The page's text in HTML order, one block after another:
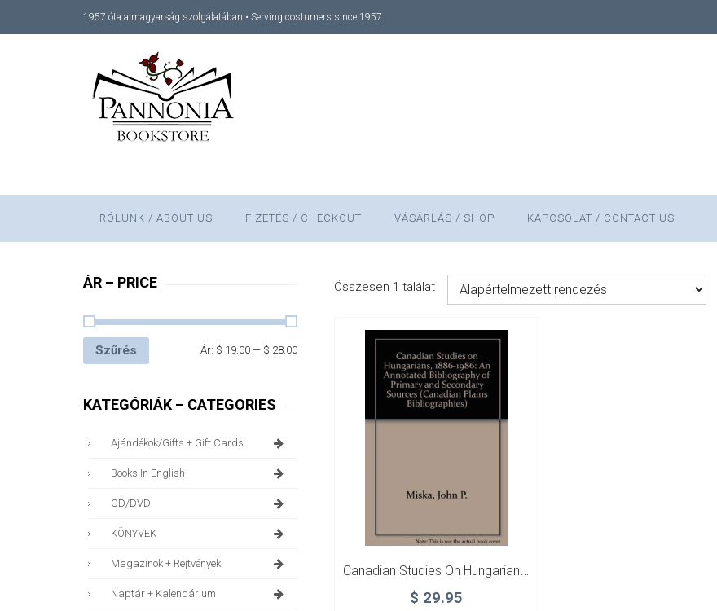
1957 óta a magyarság szolgálatában • Serving costumers since 1957
RÓLUNK / ABOUT US FIZETÉS / CHECKOUT VÁSÁRLÁS / SHOP KAPCSOLAT / CONTACT US
Összesen 1 találat
$ 29.95
ÁR – PRICE
Szűrés Ár: $ 19.00— $ 28.00
KATEGÓRIÁK – CATEGORIES
Ajándékok/gifts + Gift Cards
Books In English
CD/DVD
KÖNYVEK
Magazinok + Rejtvények
Naptár + Kalendárium